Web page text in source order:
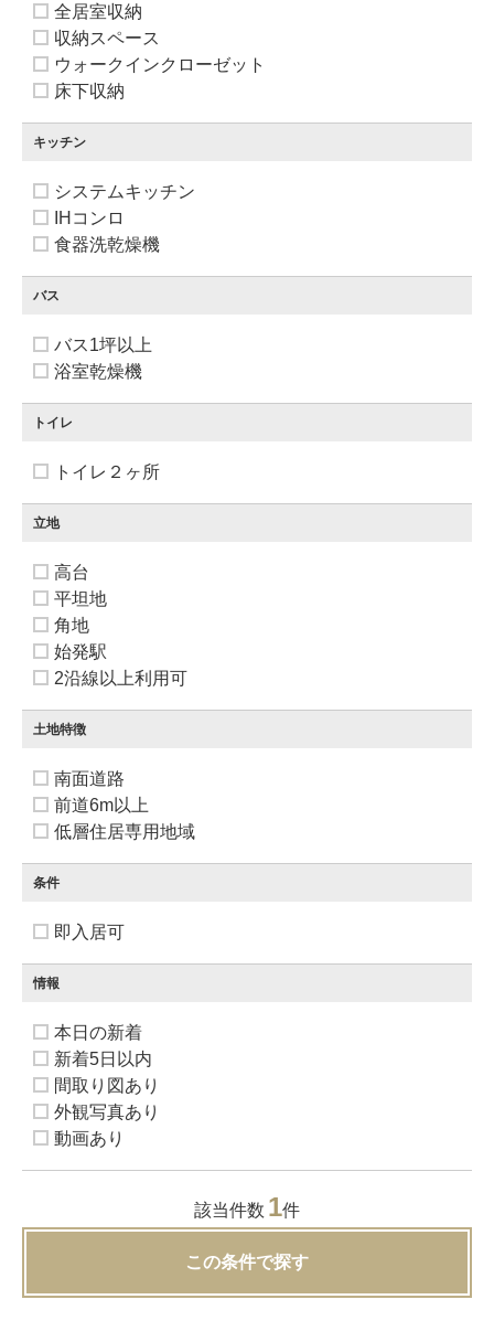
全居室収納
収納スペース
ウォークインクローゼット
床下収納
キッチン
システムキッチン
IHコンロ
食器洗乾燥機
バス
バス1坪以上
浴室乾燥機
トイレ
トイレ２ヶ所
立地
高台
平坦地
角地
始発駅
2沿線以上利用可
土地特徴
南面道路
前道6m以上
低層住居専用地域
条件
即入居可
情報
本日の新着
新着5日以内
間取り図あり
外観写真あり
動画あり
該当件数 1件
この条件で探す